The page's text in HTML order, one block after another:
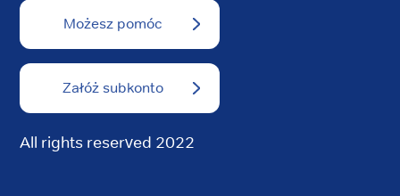
Możesz pomóc
Załóż subkonto
All rights reserved 2022